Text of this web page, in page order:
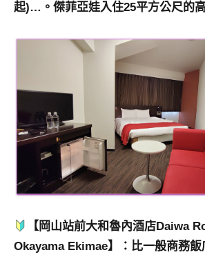
起)…。傑菲亞娃入住25平方公尺的
【岡山站前大和魯內酒店Daiwa
Okayama Ekimae】：比一般商務飯